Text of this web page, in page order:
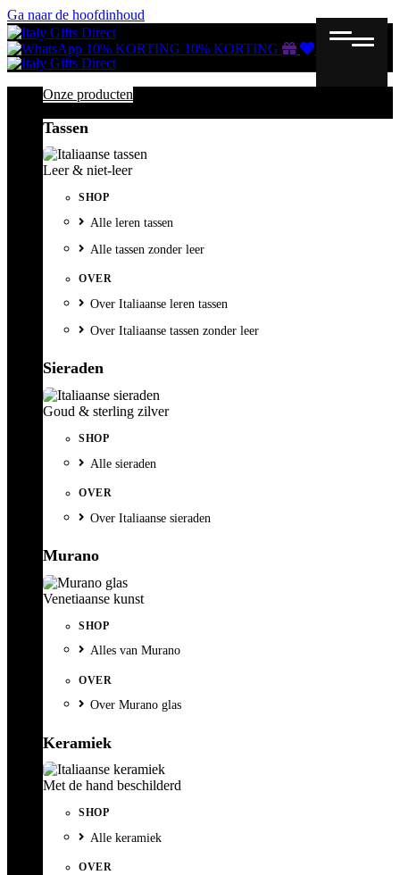
Ga naar de hoofdinhoud
10% KORTING 10% KORTING Gutscheine
Wunschliste
Warenkorb
Onze producten
Tassen
Leer & niet-leer
SHOP
Alle leren tassen
Alle tassen zonder leer
OVER
Over Italiaanse leren tassen
Over Italiaanse tassen zonder leer
Sieraden
Goud & sterling zilver
SHOP
Alle sieraden
OVER
Over Italiaanse sieraden
Murano
Venetiaanse kunst
SHOP
Alles van Murano
OVER
Over Murano glas
Keramiek
Met de hand beschilderd
SHOP
Alle keramiek
OVER